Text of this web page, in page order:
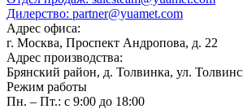
Дилерство: partner@yuamet.com
Адрес офиса:
г. Москва, Проспект Андропова, д. 22
Адрес производства:
Брянский район, д. Толвинка, ул.
Режим работы
Пн. – Пт.: с 9:00 до 18:00